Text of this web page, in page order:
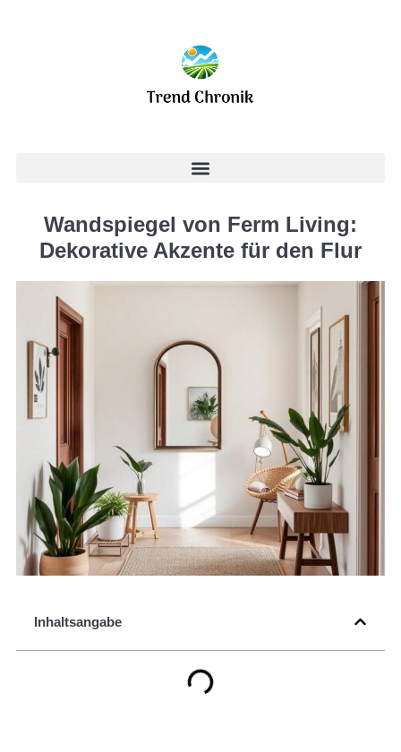
Wandspiegel von Ferm Living:
Dekorative Akzente für den Flur
Inhaltsangabe